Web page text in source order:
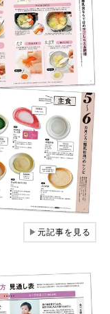
▶元記事を見る